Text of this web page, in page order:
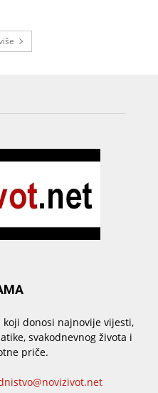
donosi najnovije vijesti,
svakodnevnog života i
priče.